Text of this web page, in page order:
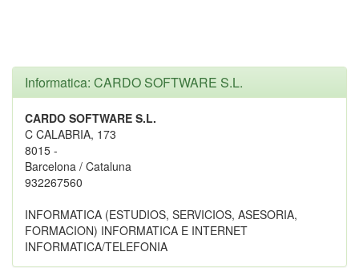
Informatica: CARDO SOFTWARE S.L.
CARDO SOFTWARE S.L.
C CALABRIA, 173
8015 -
Barcelona / Cataluna
932267560
INFORMATICA (ESTUDIOS, SERVICIOS, ASESORIA,
FORMACION) INFORMATICA E INTERNET
INFORMATICA/TELEFONIA